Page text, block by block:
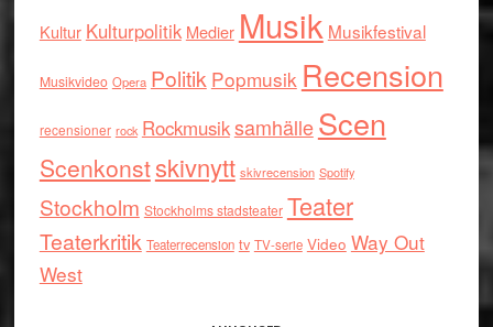
Kultur Kulturpolitik Medier Musik Musikfestival
Musikvideo Opera Politik Popmusik Recension
recensioner rock RockmusiksamhälleScen
Scenkonstskivnytt skivrecension Spotify
Stockholm Stockholms stadsteater Teater
Teaterkritik Teaterrecension tv TV-serie Video Way Out
West